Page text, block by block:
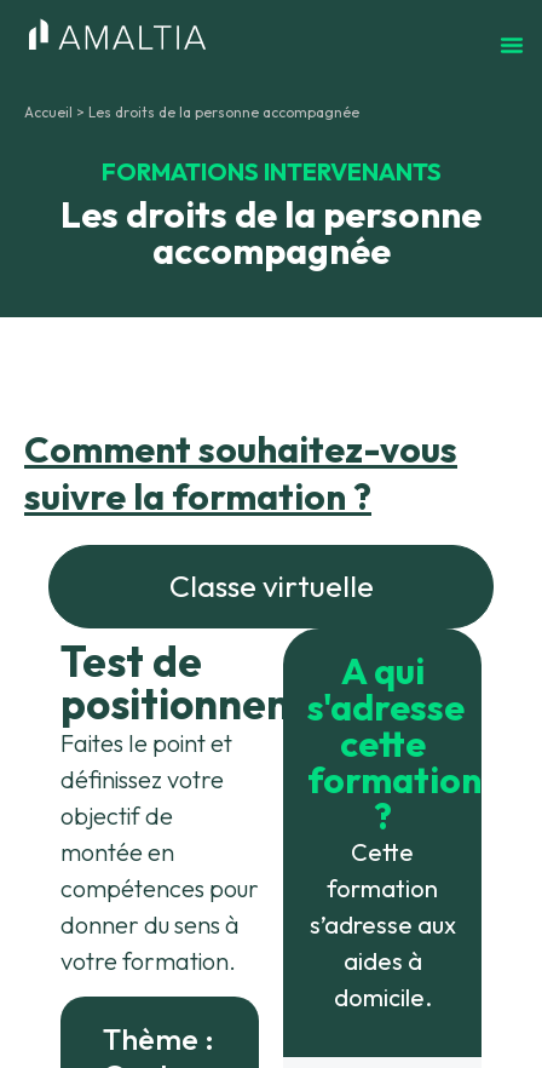
FORMATIONS INTERVENANTS
Les droits de la personne
accompagnée
Comment souhaitez-vous
suivre la formation ?
Classe virtuelle
Test de
positionnement
Faites le point et
définissez votre
objectif de
montée en
compétences pour
donner du sens à
votre formation.
A qui
s'adresse
cette
formation
?
Cette
formation
s’adresse aux
aides à